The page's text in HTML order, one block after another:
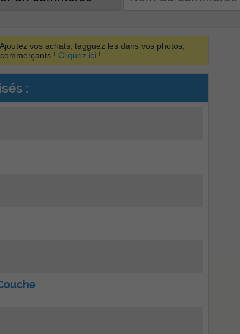
Ajoutez vos achats, tagguez les dans vos photos,
! Cliquez ici !
: